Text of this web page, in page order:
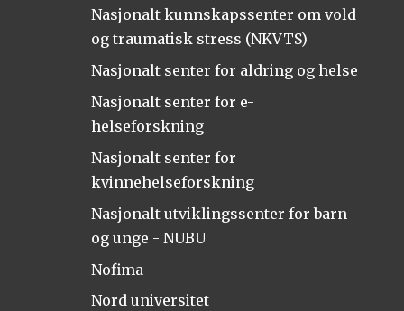
Nasjonalt kunnskapssenter om vold
og traumatisk stress (NKVTS)
Nasjonalt senter for aldring og helse
Nasjonalt senter for e-
helseforskning
Nasjonalt senter for
kvinnehelseforskning
Nasjonalt utviklingssenter for barn
og unge - NUBU
Nofima
Nord universitet